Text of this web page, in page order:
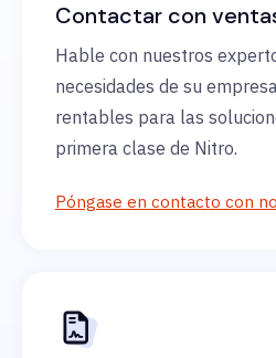
Contactar con
Hable con nuestros
necesidades de su
rentables para las
primera clase de Nitro.
Póngase en contacto con